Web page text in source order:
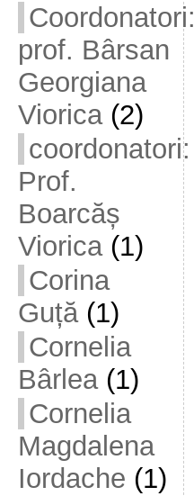
Coordonatori:
prof. Bârsan
Georgiana
Viorica(2)
coordonatori:
Prof.
Boarcăș
Viorica(1)
Corina
Guță(1)
Cornelia
Bârlea(1)
Cornelia
Magdalena
Iordache (1)